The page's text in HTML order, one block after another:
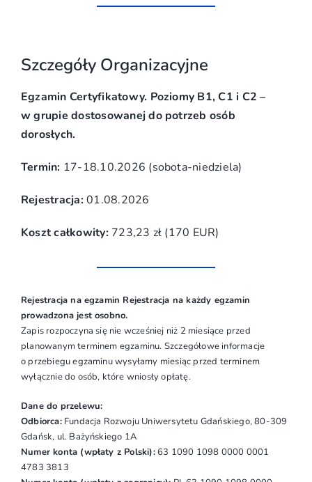
Szczegóły Organizacyjne
Egzamin Certyfikatowy. Poziomy B1, C1 i C2 –
w grupie dostosowanej do potrzeb osób
dorosłych.
Termin: 17-18.10.2026 (sobota-niedziela)
Rejestracja:01.08.2026
Koszt całkowity:723,23 zł (170 EUR)
Rejestracja na egzamin Rejestracja na każdy egzamin
prowadzona jest osobno.
Zapis rozpoczyna się nie wcześniej niż 2 miesiące przed
planowanym terminem egzaminu. Szczegółowe informacje
o przebiegu egzaminu wysyłamy miesiąc przed terminem
wyłącznie do osób, które wniosły opłatę.
Dane do przelewu:
Odbiorca:Fundacja Rozwoju Uniwersytetu Gdańskiego, 80-309
Gdańsk, ul. Bażyńskiego 1A
Numer konta (wpłaty z Polski):63 1090 1098 0000 0001
4783 3813